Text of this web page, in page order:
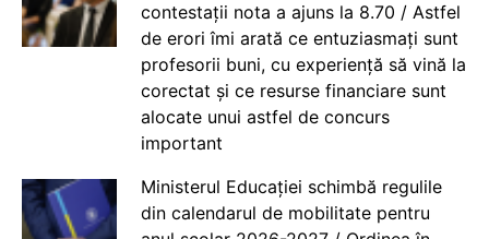
contestații nota a ajuns la 8.70 / Astfel
de erori îmi arată ce entuziasmați sunt
profesorii buni, cu experiență să vină la
corectat și ce resurse financiare sunt
alocate unui astfel de concurs
important
Ministerul Educației schimbă regulile
din calendarul de mobilitate pentru